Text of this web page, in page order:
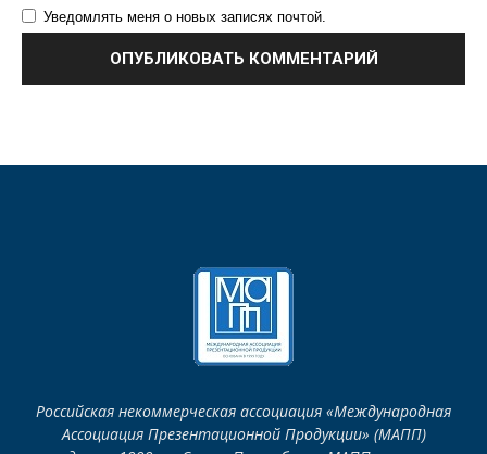
Уведомлять меня о новых записях почтой.
Российская некоммерческая ассоциация «Международная
Ассоциация Презентационной Продукции» (МАПП)